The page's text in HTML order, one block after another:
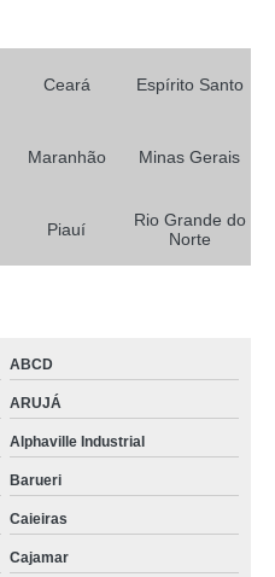
Ceará Espírito Santo
Maranhão Minas Gerais
Piauí
Rio Grande do
Norte
ABCD
ARUJÁ
Alphaville Industrial
Barueri
Caieiras
Cajamar